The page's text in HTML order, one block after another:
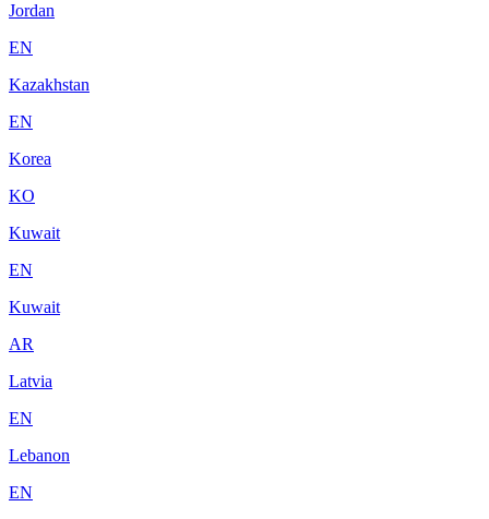
Jordan
EN
Kazakhstan
EN
Korea
KO
Kuwait
EN
Kuwait
AR
Latvia
EN
Lebanon
EN